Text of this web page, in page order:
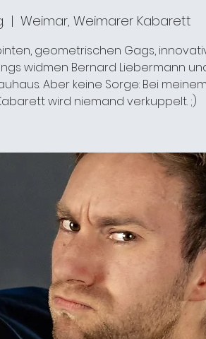
  |
Weimar, Weimarer Kabarett
geometrischen Gags,
widmen Bernard Liebermann
Aber keine Sorge: Bei
wird niemand verkuppelt. ;)